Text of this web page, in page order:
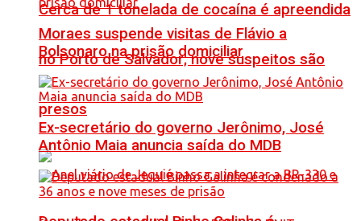
Cerca de 1 tonelada de cocaína é apreendida
no Porto de Salvador; nove suspeitos são
presos
Moraes suspende visitas de Flávio a
Bolsonaro na prisão domiciliar
Ex-secretário do governo Jerônimo, José
Antônio Maia anuncia saída do MDB